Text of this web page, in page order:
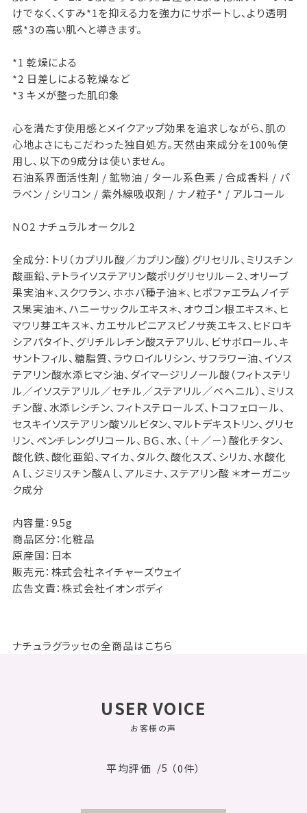
けでなく、くすみ*1を抑える力を強力にサポートし、より透明
感*3の高い肌へと導きます。
*1 乾燥による
*2 日差しによる乾燥など
*3 キメが整った肌印象
心を満たす使用感とメイクアップ効果を追求しながら、肌の
心地よさにもこだわった独自処方。天然由来成分を100%使
用し、以下の9成分は使いません。
石油系界面活性剤 / 鉱物油 / タール系色素 / 合成香料 / パ
ラベン / シリコン / 紫外線吸収剤 / ナノ粒子* / アルコール
NO2 ナチュラルオークル2
全成分：トリ（カプリル酸／カプリン酸）グリセリル、ミリスチン
酸亜鉛、テトライソステアリン酸ポリグリセリル－２、オリーブ
果実油＊、スクワラン、ホホバ種子油＊、ヒポファエラムノイデ
ス果実油＊、ハニーサックルエキス＊、オウゴン根エキス＊、ヒ
マワリ芽エキス＊、カエサルピニアスピノサ莢エキス、ヒドロキ
シアパタイト、グリチルレチン酸ステアリル、ビサボロール、キ
サントフィル、糖脂質、ラウロイルリシン、サフラワー油、イソス
テアリン酸水添ヒマシ油、ダイマージリノール酸（フィトステリ
ル／イソステアリル／セチル／ステアリル／ベヘニル）、ミリス
チン酸、水添レシチン、フィトステロールズ、トコフェロール、
セスキイソステアリン酸ソルビタン、マルトデキストリン、グリセ
リン、ペンチレングリコール、ＢＧ、水、（＋／－）酸化チタン、
酸化鉄、酸化亜鉛、マイカ、タルク、酸化スズ、シリカ、水酸化
Ａｌ、ジミリスチン酸Ａｌ、アルミナ、ステアリン酸 ＊オーガニッ
ク成分
内容量：9.5g
商品区分：化粧品
原産国：日本
販売元：株式会社ネイチャーズウェイ
広告文責：株式会社イオンボディ
ナチュラグラッセの全商品はこちら
USER VOICE
お客様の声
平均評価 /5 （0件）